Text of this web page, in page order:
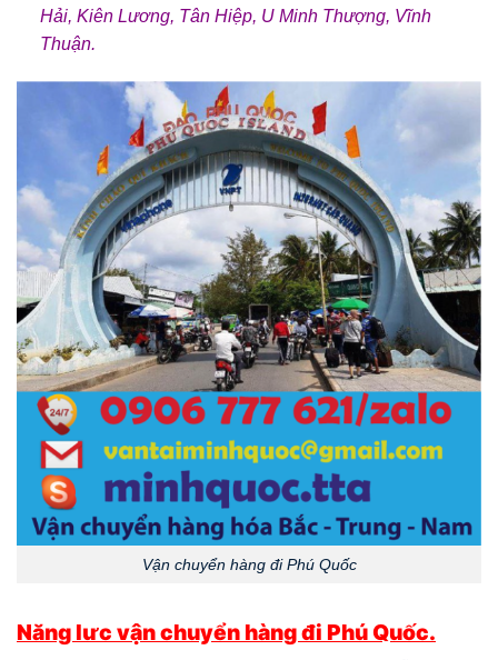
Hải, Kiên Lương, Tân Hiệp, U Minh Thượng, Vĩnh
Thuận.
Vận chuyển hàng đi Phú Quốc
Năng lưc vận chuyển hàng đi Phú Quốc.